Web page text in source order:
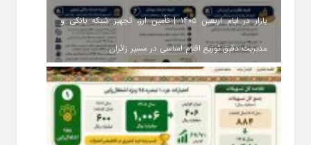
بازار در ایام اربعین ۱۴۰۵ | تأمین ارز، تجهیز شبکه بانکی و
مدیریت دقیق توزیع اقلام اساسی در مسیر زائران